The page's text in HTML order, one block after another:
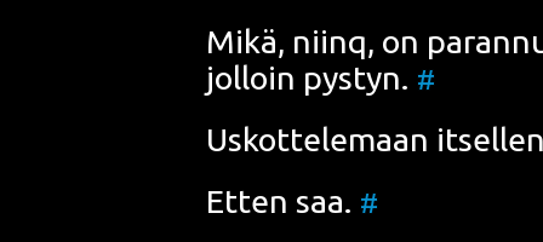
Mikä, niinq, on
jol­loin pys­tyn. #
Uskot­te­le­maan
Etten saa. #